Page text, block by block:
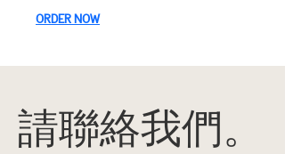
ORDER NOW
請聯絡我們。